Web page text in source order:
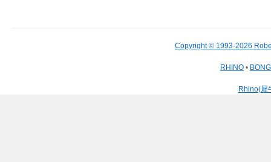
Copyright © 1993-2026
RHINO •
Rhino(犀